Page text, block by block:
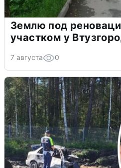
Землю под
участком у
7 августа 0